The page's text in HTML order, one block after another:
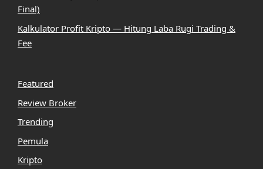
Final)
Kalkulator Profit Kripto — Hitung Laba Rugi Trading &
Fee
Featured
Review Broker
Trending
Pemula
Kripto